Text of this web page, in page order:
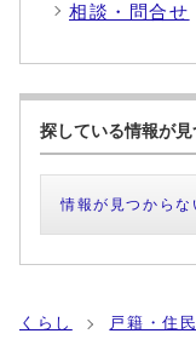
相談・問合せ
探している情報が
情報が見つからな
くらし
戸籍・住